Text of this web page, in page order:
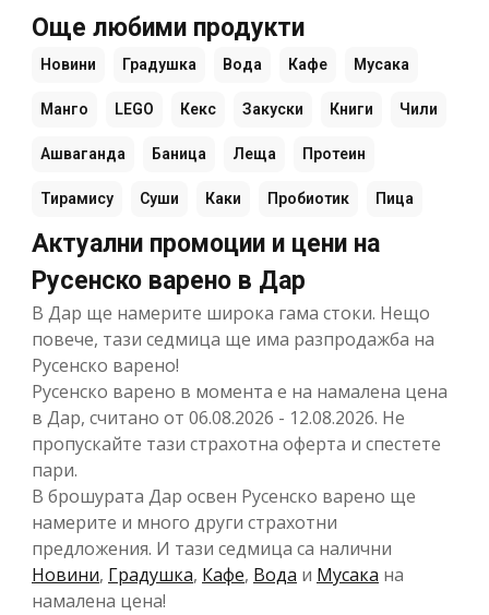
Още любими продукти
Новини Градушка Вода Кафе Мусака
Манго LEGO Кекс Закуски Книги Чили
Ашваганда Баница Леща Протеин
Тирамису Суши Каки Пробиотик Пица
Актуални промоции и цени на
Русенско варено в Дар
В Дар ще намерите широка гама стоки. Нещо
повече, тази седмица ще има разпродажба на
Русенско варено!
Русенско варено в момента е на намалена цена
в Дар, считано от 06.08.2026 - 12.08.2026. Не
пропускайте тази страхотна оферта и спестете
пари.
В брошурата Дар освен Русенско варено ще
намерите и много други страхотни
предложения. И тази седмица са налични
Новини, Градушка, Кафе, Вода и Мусака на
намалена цена!